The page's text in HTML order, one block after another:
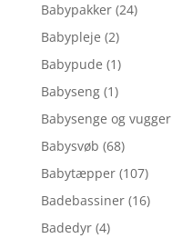
Babypakker (24)
Babypleje (2)
Babypude (1)
Babyseng (1)
Babysenge og vugger
Babysvøb (68)
Babytæpper (107)
Badebassiner (16)
Badedyr (4)